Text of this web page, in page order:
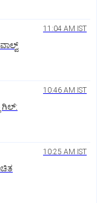
11:04 AM IST
10:46 AM IST
ಗಿಲ್:‌
10:25 AM IST